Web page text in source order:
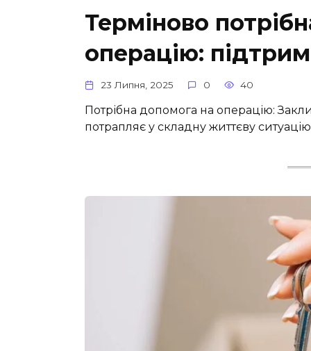
Терміново
операцію:
23 Липня, 2025 0 40
Потрібна допомога на операцію:
потрапляє у складну життєву